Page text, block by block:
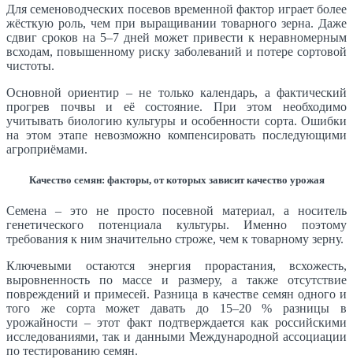
Для семеноводческих посевов временной фактор играет более
жёсткую роль, чем при выращивании товарного зерна. Даже
сдвиг сроков на 5–7 дней может привести к неравномерным
всходам, повышенному риску заболеваний и потере сортовой
чистоты.
Основной ориентир – не только календарь, а фактический
прогрев почвы и её состояние. При этом необходимо
учитывать биологию культуры и особенности сорта. Ошибки
на этом этапе невозможно компенсировать последующими
агроприёмами.
Качество семян: факторы, от которых зависит качество урожая
Семена – это не просто посевной материал, а носитель
генетического потенциала культуры. Именно поэтому
требования к ним значительно строже, чем к товарному зерну.
Ключевыми остаются энергия прорастания, всхожесть,
выровненность по массе и размеру, а также отсутствие
повреждений и примесей. Разница в качестве семян одного и
того же сорта может давать до 15–20 % разницы в
урожайности – этот факт подтверждается как российскими
исследованиями, так и данными Международной ассоциации
по тестированию семян.